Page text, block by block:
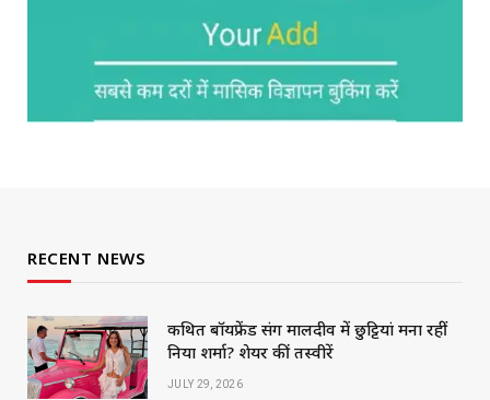
RECENT NEWS
कथित बॉयफ्रेंड संग मालदीव में छुट्टियां मना रहीं
निया शर्मा? शेयर कीं तस्वीरें
JULY 29, 2026